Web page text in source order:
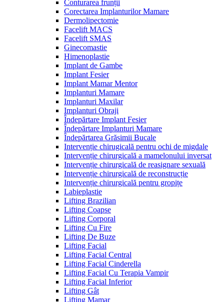
Conturarea frunții
Corectarea Implanturilor Mamare
Dermolipectomie
Facelift MACS
Facelift SMAS
Ginecomastie
Himenoplastie
Implant de Gambe
Implant Fesier
Implant Mamar Mentor
Implanturi Mamare
Implanturi Maxilar
Implanturi Obraji
Îndepărtare Implant Fesier
Îndepărtare Implanturi Mamare
Îndepărtarea Grăsimii Bucale
Intervenție chirugicală pentru ochi de migdale
Intervenție chirurgicală a mamelonului inversat
Intervenție chirurgicală de reasignare sexuală
Intervenție chirurgicală de reconstrucție
Intervenție chirurgicală pentru gropițe
Labieplastie
Lifting Brazilian
Lifting Coapse
Lifting Corporal
Lifting Cu Fire
Lifting De Buze
Lifting Facial
Lifting Facial Central
Lifting Facial Cinderella
Lifting Facial Cu Terapia Vampir
Lifting Facial Inferior
Lifting Gât
Lifting Mamar